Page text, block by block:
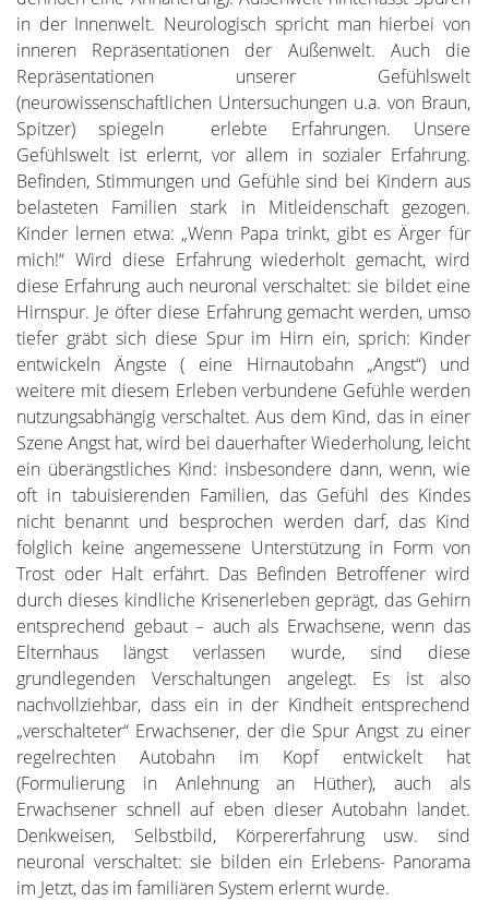
in der Innenwelt. Neurologisch spricht man hierbei von
inneren Repräsentationen der Außenwelt. Auch die
Repräsentationen unserer Gefühlswelt
(neurowissenschaftlichen Untersuchungen u.a. von Braun,
Spitzer) spiegeln erlebte Erfahrungen. Unsere
Gefühlswelt ist erlernt, vor allem in sozialer Erfahrung.
Befinden, Stimmungen und Gefühle sind bei Kindern aus
belasteten Familien stark in Mitleidenschaft gezogen.
Kinder lernen etwa: „Wenn Papa trinkt, gibt es Ärger für
mich!“ Wird diese Erfahrung wiederholt gemacht, wird
diese Erfahrung auch neuronal verschaltet: sie bildet eine
Hirnspur. Je öfter diese Erfahrung gemacht werden, umso
tiefer gräbt sich diese Spur im Hirn ein, sprich: Kinder
entwickeln Ängste ( eine Hirnautobahn „Angst“) und
weitere mit diesem Erleben verbundene Gefühle werden
nutzungsabhängig verschaltet. Aus dem Kind, das in einer
Szene Angst hat, wird bei dauerhafter Wiederholung, leicht
ein überängstliches Kind: insbesondere dann, wenn, wie
oft in tabuisierenden Familien, das Gefühl des Kindes
nicht benannt und besprochen werden darf, das Kind
folglich keine angemessene Unterstützung in Form von
Trost oder Halt erfährt. Das Befinden Betroffener wird
durch dieses kindliche Krisenerleben geprägt, das Gehirn
entsprechend gebaut – auch als Erwachsene, wenn das
Elternhaus längst verlassen wurde, sind diese
grundlegenden Verschaltungen angelegt. Es ist also
nachvollziehbar, dass ein in der Kindheit entsprechend
„verschalteter“ Erwachsener, der die Spur Angst zu einer
regelrechten Autobahn im Kopf entwickelt hat
(Formulierung in Anlehnung an Hüther), auch als
Erwachsener schnell auf eben dieser Autobahn landet.
Denkweisen, Selbstbild, Körpererfahrung usw. sind
neuronal verschaltet: sie bilden ein Erlebens- Panorama
im Jetzt, das im familiären System erlernt wurde.